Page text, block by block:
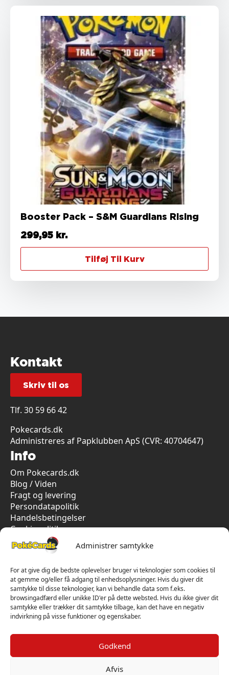
Administrer samtykke
For at give dig de bedste oplevelser bruger vi teknologier som cookies til
at gemme og/eller få adgang til enhedsoplysninger. Hvis du giver dit
samtykke til disse teknologier, kan vi behandle data som f.eks.
browsingadfærd eller unikke ID'er på dette websted. Hvis du ikke giver dit
samtykke eller trækker dit samtykke tilbage, kan det have en negativ
indvirkning på visse funktioner og egenskaber.
Godkend
Afvis
Booster Pack – S&M Guardians Rising
299,95 kr.
Tilføj Til Kurv
Kontakt
Skriv til os
Tlf. 30 59 66 42
Pokecards.dk
Administreres af Papklubben ApS (CVR: 40704647)
Info
Om Pokecards.dk
Blog / Viden
Fragt og levering
Persondatapolitik
Handelsbetingelser
Cookiepolitik
Vi har kun 5-stjernet anmeldelser på Trustpilot